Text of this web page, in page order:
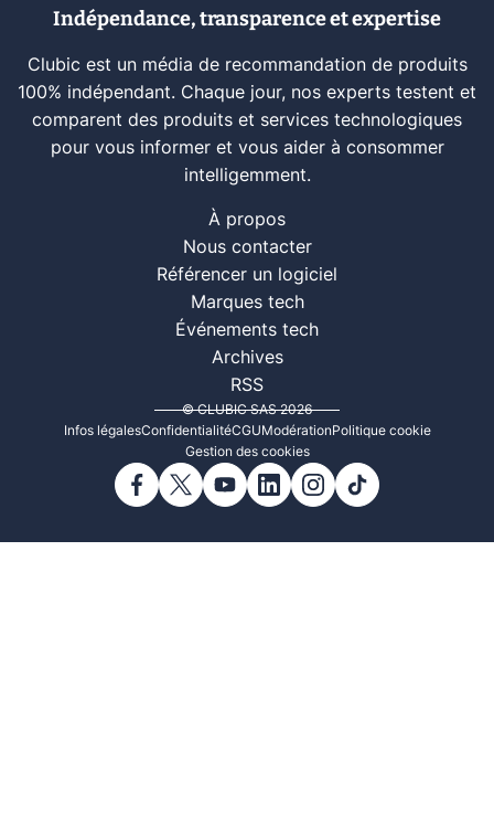
Indépendance, transparence et expertise
Clubic est un média de recommandation de produits
100% indépendant. Chaque jour, nos experts testent et
comparent des produits et services technologiques
pour vous informer et vous aider à consommer
intelligemment.
À propos
Nous contacter
Référencer un logiciel
Marques tech
Événements tech
Archives
RSS
© CLUBIC SAS 2026
Infos légalesConfidentialitéCGUModérationPolitique cookie
Gestion des cookies